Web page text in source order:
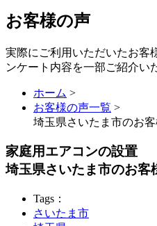
お客様の声
実際にご利用いただいたお客
ンケート内容を一部ご紹介い
ホーム >
お客様の声一覧 >
埼玉県さいたま市のお客
家庭用エアコンの設置
埼玉県さいたま市のお客
Tags：
さいたま市